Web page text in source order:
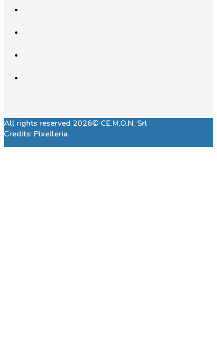
All rights reserved 2026© CE.M.O.N. Srl
Credits: Pixelleria